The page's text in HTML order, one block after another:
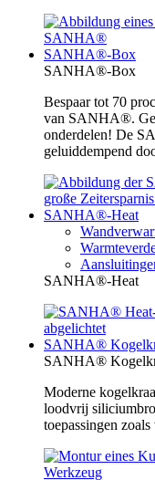
SANHA®-Box
SANHA®-Box
Bespaar tot 70
van SANHA®.
onderdelen! De
geluiddempend
SANHA®-Heat
SANHA®-Heat
SANHA®
SANHA®
Moderne
loodvrij
toepassingen